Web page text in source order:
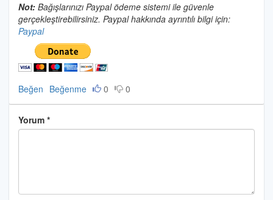
Not: Bağışlarınızı Paypal ödeme sistemi ile güvenle
gerçekleştirebilirsiniz. Paypal hakkında ayrıntılı bilgi için:
Paypal
Beğen Beğenme 0 0
Yorum *